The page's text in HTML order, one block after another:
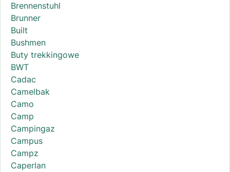
Brennenstuhl
Brunner
Built
Bushmen
Buty trekkingowe
BWT
Cadac
Camelbak
Camo
Camp
Campingaz
Campus
Campz
Caperlan